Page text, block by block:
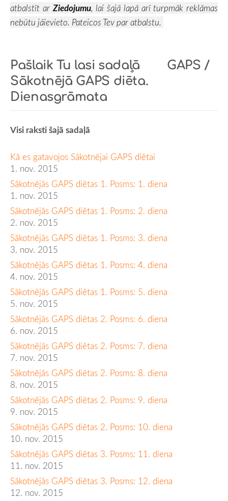
atbalstīt ar Ziedojumu, lai šajā lapā arī turpmāk reklāmas
nebūtu jāievieto. Pateicos Tev par atbalstu.
Pašlaik Tu lasi sadaļā GAPS /
Sākotnējā GAPS diēta.
Dienasgrāmata
Visi raksti šajā sadaļā
Kā es gatavojos Sākotnējai GAPS diētai
1. nov. 2015
Sākotnējās GAPS diētas 1. Posms: 1. diena
1. nov. 2015
Sākotnējās GAPS diētas 1. Posms: 2. diena
2. nov. 2015
Sākotnējās GAPS diētas 1. Posms: 3. diena
3. nov. 2015
Sākotnējās GAPS diētas 1. Posms: 4. diena
4. nov. 2015
Sākotnējās GAPS diētas 1. Posms: 5. diena
5. nov. 2015
Sākotnējās GAPS diētas 2. Posms: 6. diena
6. nov. 2015
Sākotnējās GAPS diētas 2. Posms: 7. diena
7. nov. 2015
Sākotnējās GAPS diētas 2. Posms: 8. diena
8. nov. 2015
Sākotnējās GAPS diētas 2. Posms: 9. diena
9. nov. 2015
Sākotnējās GAPS diētas 2. Posms: 10. diena
10. nov. 2015
Sākotnējās GAPS diētas 3. Posms: 11. diena
11. nov. 2015
Sākotnējās GAPS diētas 3. Posms: 12. diena
12. nov. 2015